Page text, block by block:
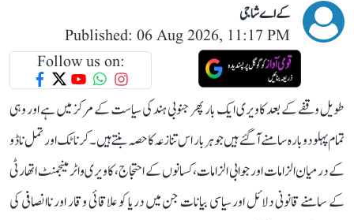
کے اے شاجی
Published: 06 Aug 2026, 11:17 PM
Follow us on:
طویل وقفے کے بعد کاویری ایک بار پھر جنوبی ہند کی سیاست کے مرکز میں ہے اور وہی
تمام پہلو دوبارہ سامنے آ گئے ہیں جو ہر بار اس تنازعہ کا حصہ بنتے ہیں۔ کرناٹک اور تمل ناڈو
کے درمیان الزامات اور جوابی الزامات، کسانوں کے احتجاج، کاویری واٹر مینجمنٹ اتھارٹی
کے سامنے قانونی دلائل اور سیاسی بیانات جن میں دریا کو علاقائی وقار اور ناانصافی کی